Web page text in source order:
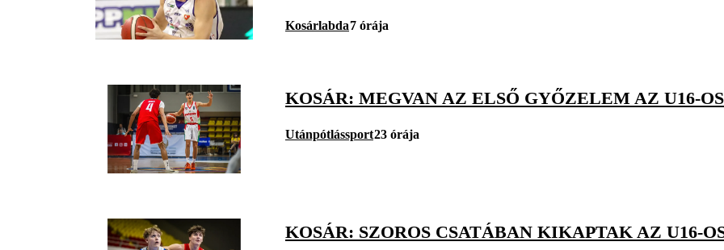
Kosárlabda7 órája
KOSÁR: MEGVAN AZ ELSŐ GYŐZELEM AZ U16-
Utánpótlássport23 órája
KOSÁR: SZOROS CSATÁBAN KIKAPTAK AZ U16-